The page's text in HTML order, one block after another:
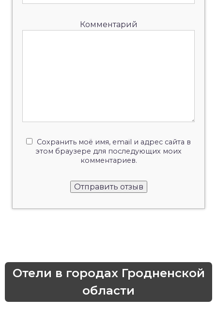
Комментарий
Сохранить моё имя, email и адрес сайта в
этом браузере для последующих моих
комментариев.
Отели в городах Гродненской
области